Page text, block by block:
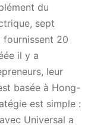
du
sept
fournissent 20
il y a
leur
basée à Hong-
est simple :
Universal a